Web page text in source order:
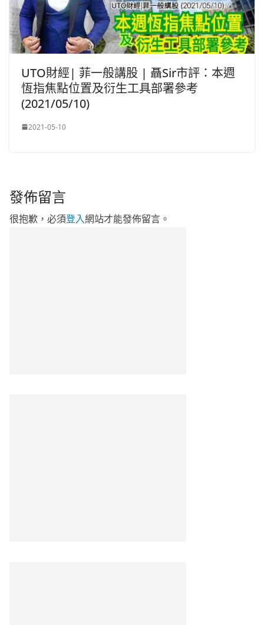
UTO財經| 菲一般講股 | 聶Sir市評：本週
恆指焦點位置及衍生工具部署參考
(2021/05/10)
2021-05-10
發佈留言
很抱歉，必須登入網站才能發佈留言。